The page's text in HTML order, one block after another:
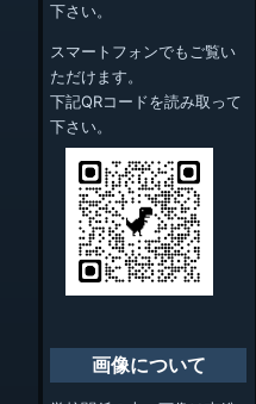
下さい。
スマートフォンでもご覧い
ただけます。
下記QRコードを読み取って
下さい。
画像について